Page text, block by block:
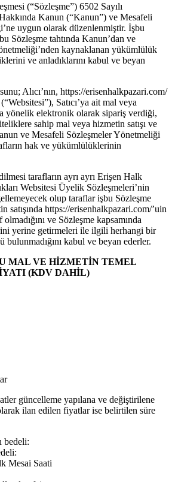
(“Sözleşme”) 6502 Sayılı
Kanun (“Kanun”) ve Mesafeli
uygun olarak düzenlenmiştir. İşbu
Sözleşme tahtında Kanun’dan ve
kaynaklanan yükümlülük
ve anladıklarını kabul ve beyan
Alıcı’nın, https://erisenhalkpazari.com/
Satıcı’ya ait mal veya
yönelik elektronik olarak sipariş verdiği,
sahip mal veya hizmetin satışı ve
ve Mesafeli Sözleşmeler Yönetmeliği
hak ve yükümlülüklerinin
tarafların ayrı ayrı Erişen Halk
Websitesi Üyelik Sözleşmeleri’nin
olup taraflar işbu Sözleşme
satışında https://erisenhalkpazari.com/’uin
ve Sözleşme kapsamında
yerine getirmeleri ile ilgili herhangi bir
bulunmadığını kabul ve beyan ederler.
MAL VE HİZMETİN TEMEL
(KDV DAHİL)
güncelleme yapılana ve değiştirilene
ilan edilen fiyatlar ise belirtilen süre
bedeli:
Mesai Saati